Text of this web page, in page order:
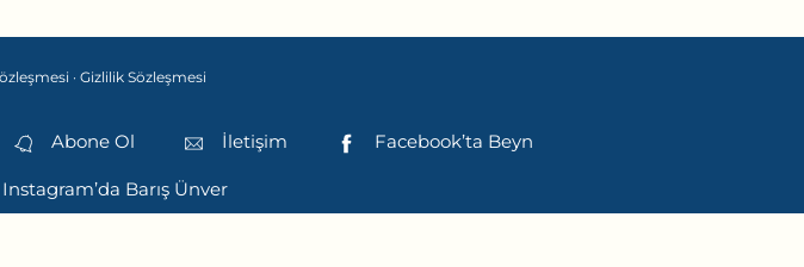
· Gizlilik Sözleşmesi
Abone Ol İletişim Facebook’ta Beyn
Instagram’da Barış Ünver